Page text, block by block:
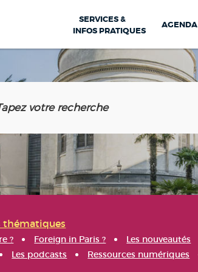
SERVICES &
INFOS PRATIQUES
AGENDA
thématiques
? Foreign in Paris ? Les nouveautés
Les podcasts Ressources numériques